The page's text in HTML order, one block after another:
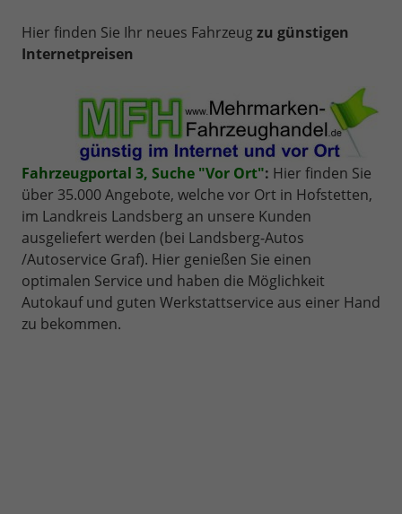
Hier finden Sie Ihr neues Fahrzeugzu günstigen
Internetpreisen
Fahrzeugportal 3, Suche "Vor Ort": Hier finden Sie
über 35.000 Angebote, welche vor Ort in Hofstetten,
im Landkreis Landsberg an unsere Kunden
ausgeliefert werden (bei Landsberg-Autos
/Autoservice Graf). Hier genießen Sie einen
optimalen Service und haben die Möglichkeit
Autokauf und guten Werkstattservice aus einer Hand
zu bekommen.